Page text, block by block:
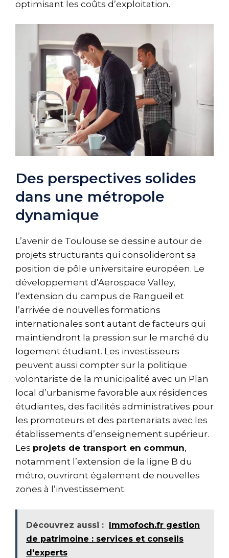
optimisant les coûts d’exploitation.
Des perspectives solides
dans une métropole
dynamique
L’avenir de Toulouse se dessine autour de
projets structurants qui consolideront sa
position de pôle universitaire européen. Le
développement d’Aerospace Valley,
l’extension du campus de Rangueil et
l’arrivée de nouvelles formations
internationales sont autant de facteurs qui
maintiendront la pression sur le marché du
logement étudiant. Les investisseurs
peuvent aussi compter sur la politique
volontariste de la municipalité avec un Plan
local d’urbanisme favorable aux résidences
étudiantes, des facilités administratives pour
les promoteurs et des partenariats avec les
établissements d’enseignement supérieur.
Les projets de transport en commun,
notamment l’extension de la ligne B du
métro, ouvriront également de nouvelles
zones à l’investissement.
Découvrez aussi : Immofoch.fr gestion
de patrimoine : services et conseils
d'experts